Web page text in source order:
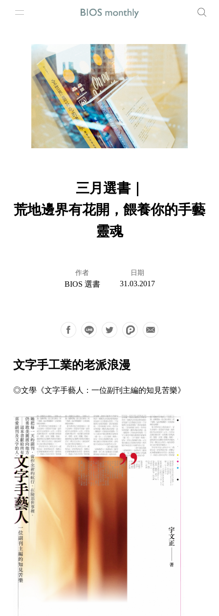
三月選書｜
荒地邊界有花開，餵養你的手藝
靈魂
作者
BIOS 選書
日期
31.03.2017
文字手工業的老派浪漫
◎文學《文字手藝人：一位副刊主編的知見苦樂》